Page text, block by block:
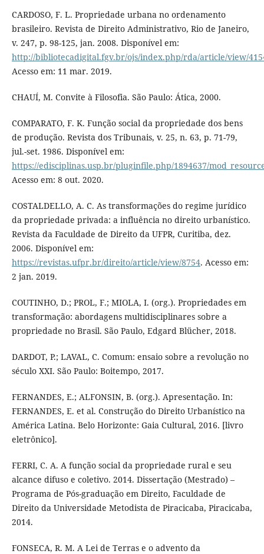
CARDOSO, F. L. Propriedade urbana no ordenamento
brasileiro. Revista de Direito Administrativo, Rio de Janeiro,
v. 247, p. 98-125, jan. 2008. Disponível em:
http://bibliotecadigital.fgv.br/ojs/index.php/rda/article/view/
Acesso em: 11 mar. 2019.
CHAUÍ, M. Convite à Filosofia. São Paulo: Ática, 2000.
COMPARATO, F. K. Função social da propriedade dos bens
de produção. Revista dos Tribunais, v. 25, n. 63, p. 71-79,
jul.-set. 1986. Disponível em:
https://edisciplinas.usp.br/pluginfile.php/1894637/
Acesso em: 8 out. 2020.
COSTALDELLO, A. C. As transformações do regime jurídico
da propriedade privada: a influência no direito urbanístico.
Revista da Faculdade de Direito da UFPR, Curitiba, dez.
2006. Disponível em:
https://revistas.ufpr.br/direito/article/view/8754. Acesso em:
2 jan. 2019.
COUTINHO, D.; PROL, F.; MIOLA, I. (org.). Propriedades em
transformação: abordagens multidisciplinares sobre a
propriedade no Brasil. São Paulo, Edgard Blücher, 2018.
DARDOT, P.; LAVAL, C. Comum: ensaio sobre a revolução no
século XXI. São Paulo: Boitempo, 2017.
FERNANDES, E.; ALFONSIN, B. (org.). Apresentação. In:
FERNANDES, E. et al. Construção do Direito Urbanístico na
América Latina. Belo Horizonte: Gaia Cultural, 2016. [livro
eletrônico].
FERRI, C. A. A função social da propriedade rural e seu
alcance difuso e coletivo. 2014. Dissertação (Mestrado) –
Programa de Pós-graduação em Direito, Faculdade de
Direito da Universidade Metodista de Piracicaba, Piracicaba,
2014.
FONSECA, R. M. A Lei de Terras e o advento da